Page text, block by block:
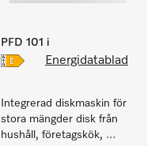
PFD 101 i
Energidatablad
Integrerad diskmaskin för
stora mängder disk från
hushåll, företagskök,